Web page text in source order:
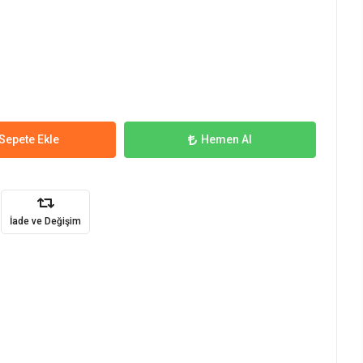
Ekle Hemen Al
İade ve Değişim